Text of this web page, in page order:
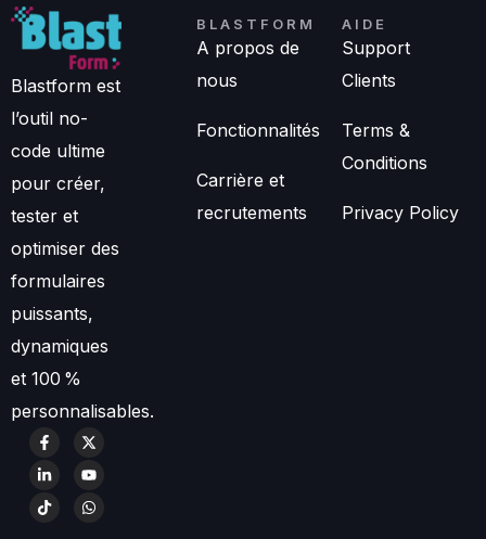
Blastform est
l’outil no-
code ultime
pour créer,
tester et
optimiser des
formulaires
puissants,
dynamiques
et 100 %
personnalisables.
BLASTFORM
A propos de
nous
Fonctionnalités
Carrière et
recrutements
AIDE
Support
Clients
Terms &
Conditions
Privacy Policy